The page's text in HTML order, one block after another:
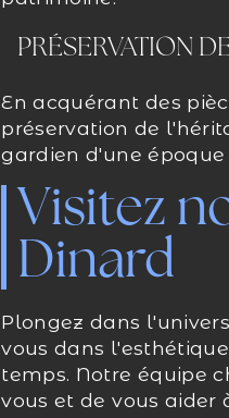
PRÉSERVATION
En acquérant des
préservation de
gardien d'une
Visitez
Dinard
Plongez dans
vous dans
temps. Notre équipe
vous et de vous